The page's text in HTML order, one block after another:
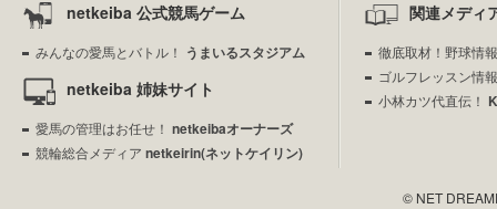
netkeiba 公式競馬ゲーム
みんなの愛馬とバトル！ うまいるスタジアム
netkeiba 姉妹サイト
愛馬の管理はお任せ！ netkeibaオーナーズ
競輪総合メディア netkeirin(ネットケイリン)
関連メディ
徹底取材！野球情
ゴルフレッスン情
小林カツ代直伝！
© NET